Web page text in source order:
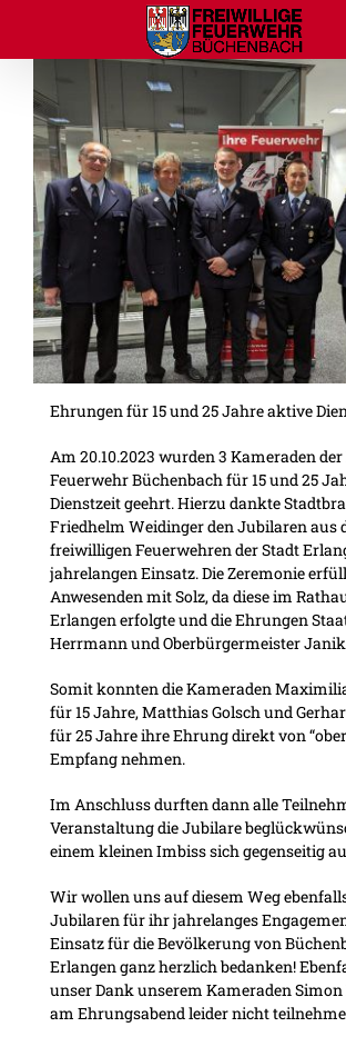
springen
Ehrungen für 15 und 25 Jahre aktive
Am 20.10.2023 wurden 3 Kameraden
Feuerwehr Büchenbach für 15 und 25
Dienstzeit geehrt. Hierzu dankte
Friedhelm Weidinger den Jubilaren aus
freiwilligen Feuerwehren der Stadt
jahrelangen Einsatz. Die Zeremonie
Anwesenden mit Solz, da diese im
Erlangen erfolgte und die Ehrungen
Herrmann und Oberbürgermeister
Somit konnten die Kameraden
für 15 Jahre, Matthias Golsch und
für 25 Jahre ihre Ehrung direkt von
Empfang nehmen.
Im Anschluss durften dann alle
Veranstaltung die Jubilare
einem kleinen Imbiss sich gegenseitig
Wir wollen uns auf diesem Weg
Jubilaren für ihr jahrelanges
Einsatz für die Bevölkerung von
Erlangen ganz herzlich bedanken!
unser Dank unserem Kameraden Simon
am Ehrungsabend leider nicht